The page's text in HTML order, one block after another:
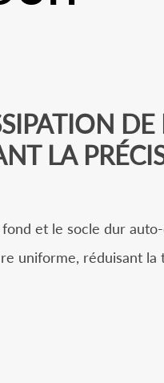
LA
et le socle dur
uniforme, réduisant la